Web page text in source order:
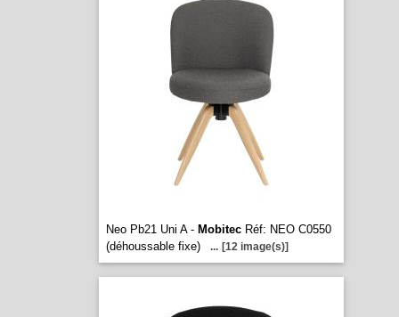
Neo Pb21 Uni A - MobitecRéf: NEO C0550
(déhoussable fixe)
... [12 image(s)]